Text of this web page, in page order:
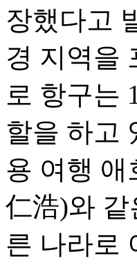
장했다고
경 지역을
로 항구는
할을 하고
용 여행
仁浩)와
른 나라로